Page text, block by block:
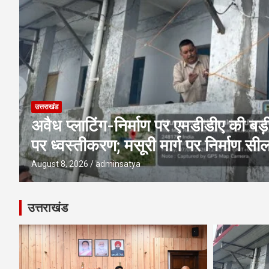
उत्तराखंड
अवैध प्लाटिंग-निर्माण पर एमडीडीए की
पर ध्वस्तीकरण; मसूरी मार्ग पर निर्माण
August 8, 2026 adminsatya
उत्तराखंड